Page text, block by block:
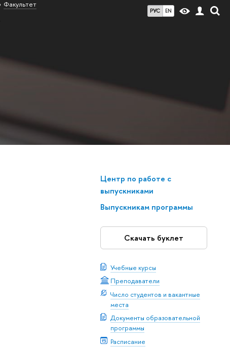
РУС EN
Факультет
Центр по работе с
выпускниками
Выпускникам программы
Скачать буклет
Учебные курсы
Преподаватели
Число студентов и вакантные
места
Документы образовательной
программы
Расписание